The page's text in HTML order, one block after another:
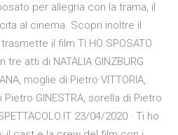
per allegria con la trama, il
al cinema. Scopri inoltre il
il film TI HO SPOSATO
tre atti di NATALIA GINZBURG
moglie di Pietro VITTORIA,
GINESTRA, sorella di Pietro
23/04/2020 · Ti ho